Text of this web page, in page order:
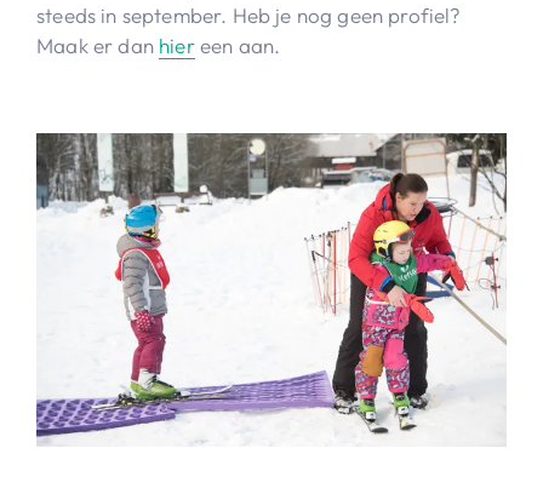
steeds in september. Heb je nog geen profiel?
Maak er dan hiereen aan.